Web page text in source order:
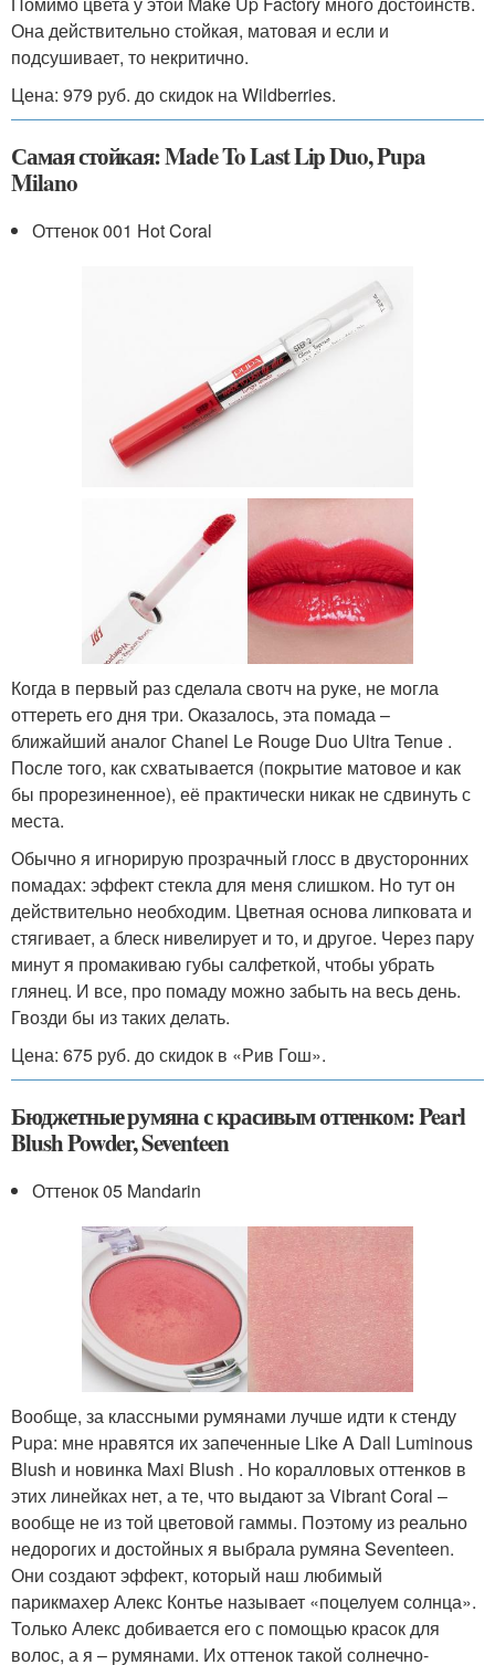
Она действительно стойкая, матовая и если и
подсушивает, то некритично.
Цена: 979 руб. до скидок на Wildberries.
Самая стойкая: Made To Last Lip Duo, Pupa
Milano
Оттенок 001 Hot Coral
Когда в первый раз сделала свотч на руке, не могла
оттереть его дня три. Оказалось, эта помада –
ближайший аналог Chanel Le Rouge Duo Ultra Tenue .
После того, как схватывается (покрытие матовое и как
бы прорезиненное), её практически никак не сдвинуть с
места.
Обычно я игнорирую прозрачный глосс в двусторонних
помадах: эффект стекла для меня слишком. Но тут он
действительно необходим. Цветная основа липковата и
стягивает, а блеск нивелирует и то, и другое. Через пару
минут я промакиваю губы салфеткой, чтобы убрать
глянец. И все, про помаду можно забыть на весь день.
Гвозди бы из таких делать.
Цена: 675 руб. до скидок в «Рив Гош».
Бюджетные румяна с красивым оттенком: Pearl
Blush Powder, Seventeen
Оттенок 05 Mandarin
Вообще, за классными румянами лучше идти к стенду
Pupa: мне нравятся их запеченные Like A Dall Luminous
Blush и новинка Maxi Blush . Но коралловых оттенков в
этих линейках нет, а те, что выдают за Vibrant Coral –
вообще не из той цветовой гаммы. Поэтому из реально
недорогих и достойных я выбрала румяна Seventeen.
Они создают эффект, который наш любимый
парикмахер Алекс Контье называет «поцелуем солнца».
Только Алекс добивается его с помощью красок для
волос, а я – румянами. Их оттенок такой солнечно-